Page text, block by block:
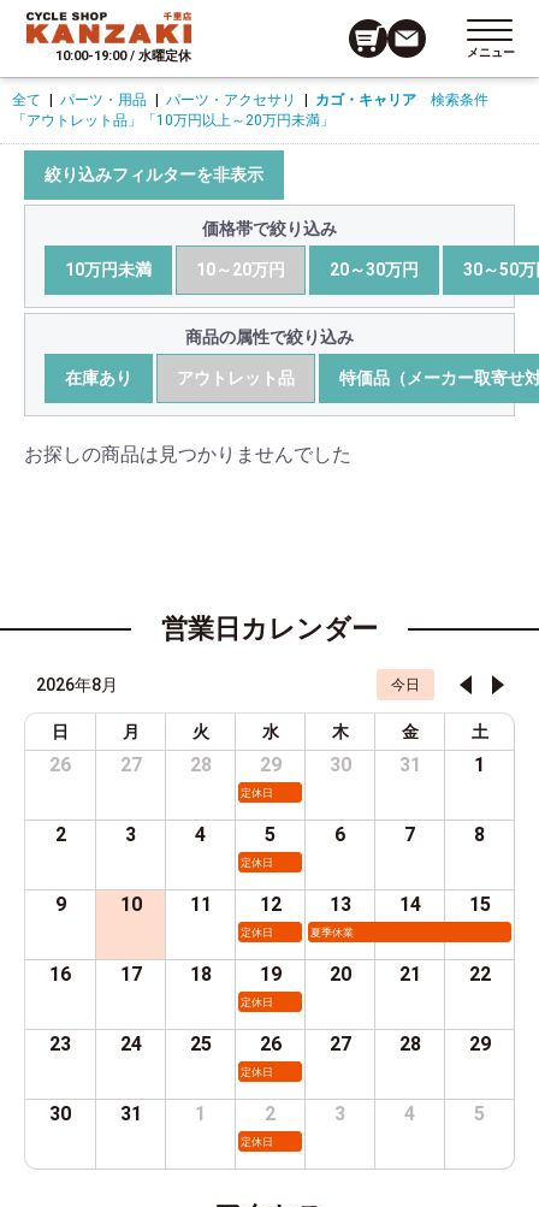
10:00-19:00 / 水曜定休 メニュー
全て パーツ・用品 パーツ・アクセサリ カゴ・キャリア 検索条件
「アウトレット品」
「10万円以上～20万円未満」
絞り込みフィルターを非表示
価格帯で絞り込み
10万円未満 10～20万円 20～30万円 30～50万
商品の属性で絞り込み
在庫あり アウトレット品 特価品（メーカー取寄せ
お探しの商品は見つかりませんでした
営業日カレンダー
2026年8月 今日
日 月 火 水 木 金 土
26 27 28 29
定休日
30 31 1
2 3 4 5
定休日
6 7 8
9 10 11 12
定休日
13
夏季休業
14 15
16 17 18 19
定休日
20 21 22
23 24 25 26
定休日
27 28 29
30 31 1 2
定休日
3 4 5